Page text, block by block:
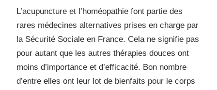
L’acupuncture et l’homéopathie font partie des
rares médecines alternatives prises en charge par
la Sécurité Sociale en France. Cela ne signifie pas
pour autant que les autres thérapies douces ont
moins d’importance et d’efficacité. Bon nombre
d’entre elles ont leur lot de bienfaits pour le corps